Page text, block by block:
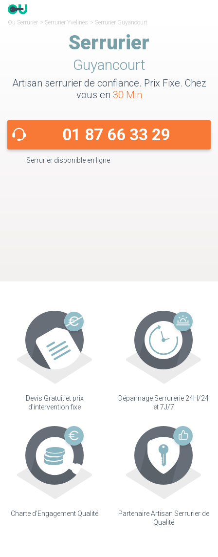
Ou Serrurier > Serrurier Yvelines > Serrurier Guyancourt
Serrurier
Guyancourt
Artisan serrurier de confiance. Prix Fixe. Chez
vous en 30 Min
01 87 66 33 29
Serrurier disponible en ligne
Devis Gratuit et prix
d'intervention fixe
Dépannage Serrurerie 24H/24
et 7J/7
Charte d'Engagement Qualité
Partenaire Artisan Serrurier de
Qualité